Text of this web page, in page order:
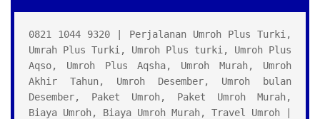
0821 1044 9320 | Perjalanan Umroh Plus Turki,
Umrah Plus Turki, Umroh Plus turki, Umroh Plus
Aqso, Umroh Plus Aqsha, Umroh Murah, Umroh
Akhir Tahun, Umroh Desember, Umroh bulan
Desember, Paket Umroh, Paket Umroh Murah,
Biaya Umroh, Biaya Umroh Murah, Travel Umroh |